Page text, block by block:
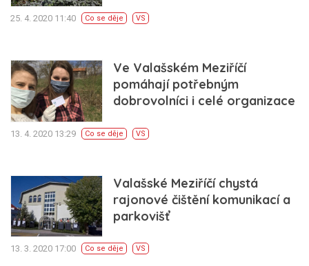
25. 4. 2020 11:40 Co se děje VS
Ve Valašském Meziříčí
pomáhají potřebným
dobrovolníci i celé organizace
13. 4. 2020 13:29 Co se děje VS
Valašské Meziříčí chystá
rajonové čištění komunikací a
parkovišť
13. 3. 2020 17:00 Co se děje VS